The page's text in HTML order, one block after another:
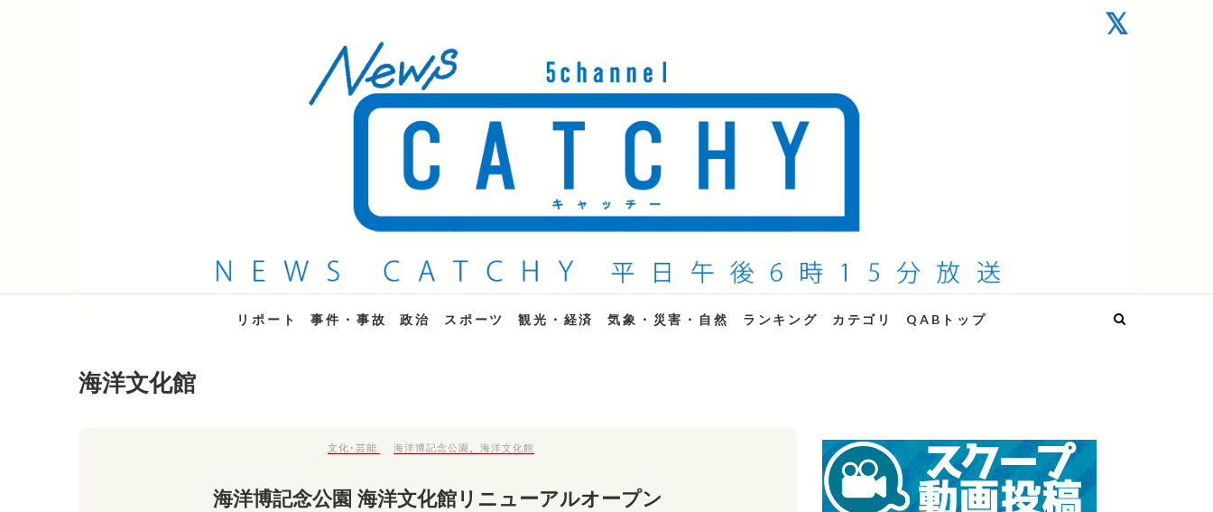
QAB NEWS Headline
キャッチー 月曜〜金曜 午後6時15分放送
リポート 事件・事故 政治 スポーツ 観光・経済 気象・災害・自然 ランキング カテゴリ QABトップ
海洋文化館
文化･芸能 海洋博記念公園 海洋文化館
海洋博記念公園 海洋文化館リニューアルオープン